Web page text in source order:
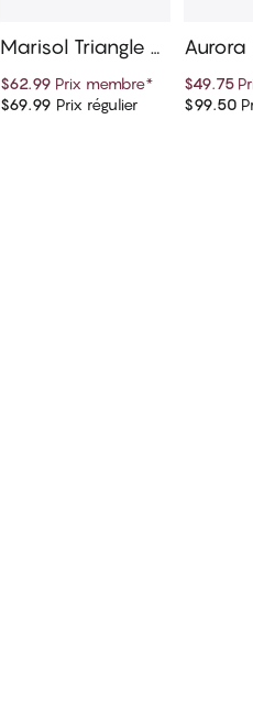
Ajouter au panier
Marisol Triangle H
aut de bikini
$62.99 Prix membre*
$69.99 Prix régulier
Aurora
pyjama
$49.75
$99.50